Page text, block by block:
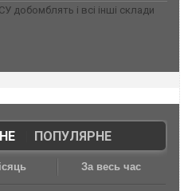
добомблять і всі інші склади
| ПОПУЛЯРНЕ
За весь час